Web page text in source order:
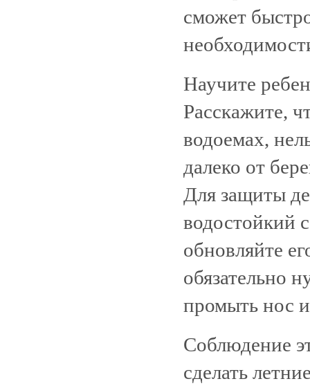
сможет
Научите
Расскажите,
водоемах,
далеко от
Для защиты
водостойкий
обновляйте
обязательно
промыть нос и
Соблюдение
сделать